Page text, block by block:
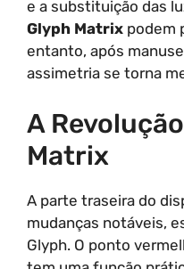
e a substituição das
Glyph Matrix podem
entanto, após
assimetria se torna
A
Matrix
A parte traseira do
mudanças notáveis,
Glyph. O ponto